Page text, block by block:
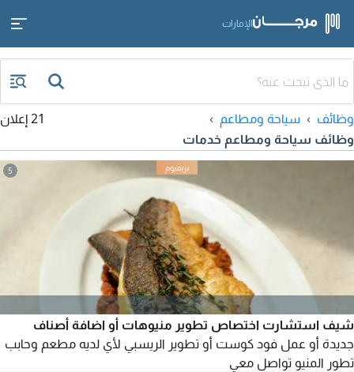
الإمارات
وظائف
سياحة ومطاعم
وظائف سياحة ومطاعم خدمات
21 إعلان
5
شيف استشارت اختصاص تطوير منيوهات أو اضافة أصناف
جديدة أو عمل فود كوست أو تطوير الريسبي لأي لديه مطعم وحابب
تطور المنيو تواصل معي